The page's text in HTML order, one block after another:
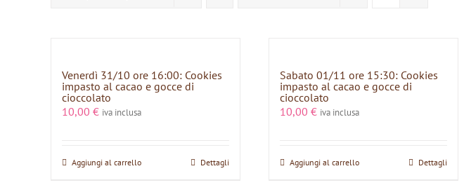
Venerdì 31/10 ore 16:00: Cookies
impasto al cacao e gocce di
cioccolato
10,00 € iva inclusa
Aggiungi al carrello Dettagli
Sabato 01/11 ore 15:30: Cookies
impasto al cacao e gocce di
cioccolato
10,00 € iva inclusa
Aggiungi al carrello Dettagli